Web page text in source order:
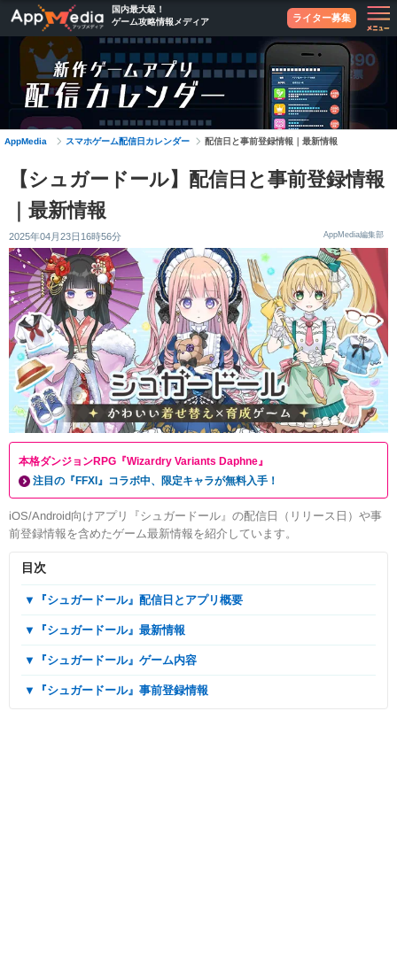
国内最大級！
ゲーム攻略情報メディア
ライター募集
AppMedia スマホゲーム配信日カレンダー 配信日と事前登録情報｜最新情報
【シュガードール】配信日と事前登録情報
｜最新情報
2025年04月23日16時56分 AppMedia編集部
本格ダンジョンRPG『Wizardry Variants Daphne』
注目の『FFXI』コラボ中、限定キャラが無料入手！
iOS/Android向けアプリ『シュガードール』の配信日（リリース日）や事
前登録情報を含めたゲーム最新情報を紹介しています。
目次
▼『シュガードール』配信日とアプリ概要
▼『シュガードール』最新情報
▼『シュガードール』ゲーム内容
▼『シュガードール』事前登録情報